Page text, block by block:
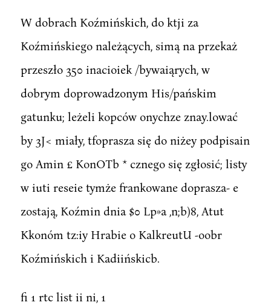
W dobrach Koźmińskich, do ktji za
Koźmińskiego należących, simą na przekaż
przeszło 350 inacioiek /bywaiąrych, w
dobrym doprowadzonym His/pańskim
gatunku; leżeli kopców onychze znay.lować
by 3J< miały, tfoprasza się do niżey podpisain
go Amin £ KonOTb * cznego się zgłosić; listy
w iuti reseie tymże frankowane doprasza- e
zostają, Koźmin dnia $0 Lp»a ,n;b)8, Atut
Kkonóm tz:iy Hrabie o KalkreutU -oobr
Koźmińskich i Kadiińskicb.
fi 1 rtc list ii ni, 1